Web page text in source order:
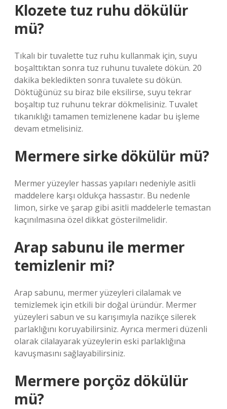
Klozete tuz ruhu dökülür
mü?
Tıkalı bir tuvalette tuz ruhu kullanmak için, suyu
boşalttıktan sonra tuz ruhunu tuvalete dökün. 20
dakika bekledikten sonra tuvalete su dökün.
Döktüğünüz su biraz bile eksilirse, suyu tekrar
boşaltıp tuz ruhunu tekrar dökmelisiniz. Tuvalet
tıkanıklığı tamamen temizlenene kadar bu işleme
devam etmelisiniz.
Mermere sirke dökülür mü?
Mermer yüzeyler hassas yapıları nedeniyle asitli
maddelere karşı oldukça hassastır. Bu nedenle
limon, sirke ve şarap gibi asitli maddelerle temastan
kaçınılmasına özel dikkat gösterilmelidir.
Arap sabunu ile mermer
temizlenir mi?
Arap sabunu, mermer yüzeyleri cilalamak ve
temizlemek için etkili bir doğal üründür. Mermer
yüzeyleri sabun ve su karışımıyla nazikçe silerek
parlaklığını koruyabilirsiniz. Ayrıca mermeri düzenli
olarak cilalayarak yüzeylerin eski parlaklığına
kavuşmasını sağlayabilirsiniz.
Mermere porçöz dökülür
mü?